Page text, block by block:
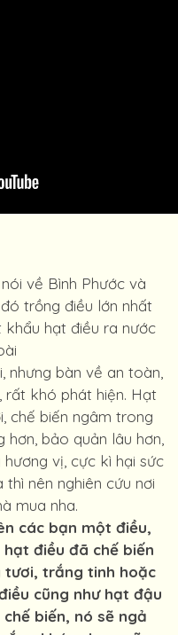
về Bình Phước và
trồng điều lớn nhất
khẩu hạt điều ra nước
nhưng bàn về an toàn,
khó phát hiện. Hạt
chế biến ngâm trong
bảo quản lâu hơn,
vị, cực kì hại sức
nên nghiên cứu nơi
mua nha.
các bạn một điều,
điều đã chế biến
trắng tinh hoặc
cũng như hạt đậu
biến, nó sẽ ngả